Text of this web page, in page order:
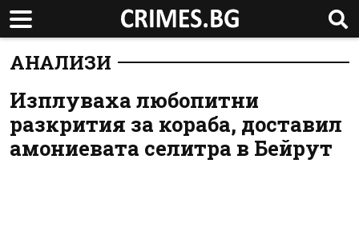
АНАЛИЗИ
Изплуваха любопитни
разкрития за кораба, доставил
амониевата селитра в Бейрут